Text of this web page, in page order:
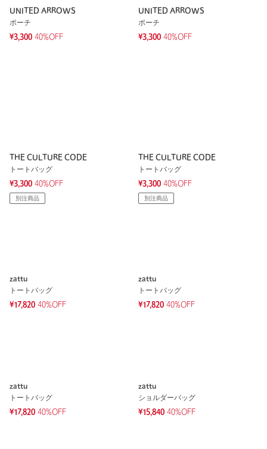
UNITED ARROWS
ポーチ
¥3,300 40%OFF
UNITED ARROWS
ポーチ
¥3,300 40%OFF
THE CULTURE CODE
トートバッグ
¥3,300 40%OFF
別注商品
THE CULTURE CODE
トートバッグ
¥3,300 40%OFF
別注商品
zattu
トートバッグ
¥17,820 40%OFF
zattu
トートバッグ
¥17,820 40%OFF
zattu
トートバッグ
¥17,820 40%OFF
zattu
ショルダーバッグ
¥15,840 40%OFF